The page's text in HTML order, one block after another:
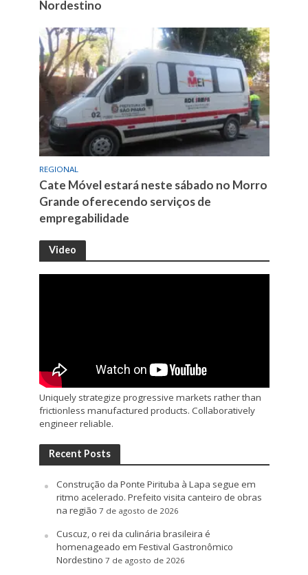
Nordestino
REGIONAL
Cate Móvel estará neste sábado no Morro
Grande oferecendo serviços de
empregabilidade
Video
Uniquely strategize progressive markets rather than
frictionless manufactured products. Collaboratively
engineer reliable.
Recent Posts
Construção da Ponte Pirituba à Lapa segue em
ritmo acelerado. Prefeito visita canteiro de obras
na região 7 de agosto de 2026
Cuscuz, o rei da culinária brasileira é
homenageado em Festival Gastronômico
Nordestino 7 de agosto de 2026